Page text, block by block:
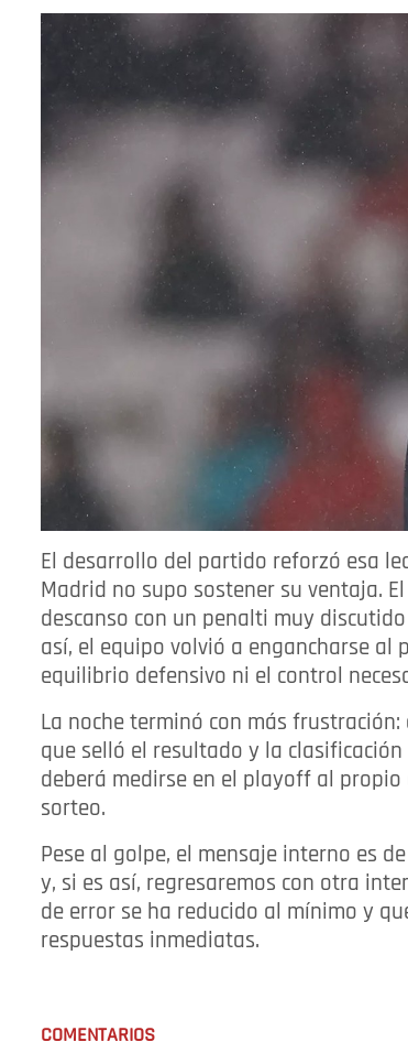
El desarrollo del partido reforzó esa
Madrid no supo sostener su ventaja.
descanso con un penalti muy
así, el equipo volvió a engancharse al
equilibrio defensivo ni el control
La noche terminó con más
que selló el resultado y la
deberá medirse en el playoff al
sorteo.
Pese al golpe, el mensaje interno es
y, si es así, regresaremos con otra
de error se ha reducido al mínimo y
respuestas inmediatas.
COMENTARIOS